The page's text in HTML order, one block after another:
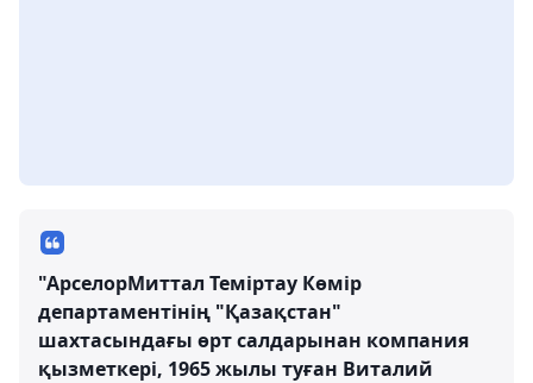
"АрселорМиттал Теміртау Көмір
департаментінің "Қазақстан"
шахтасындағы өрт салдарынан компания
қызметкері, 1965 жылы туған Виталий